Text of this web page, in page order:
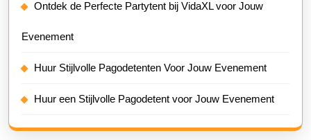
Ontdek de Perfecte Partytent bij VidaXL voor Jouw
Evenement
Huur Stijlvolle Pagodetenten Voor Jouw Evenement
Huur een Stijlvolle Pagodetent voor Jouw Evenement